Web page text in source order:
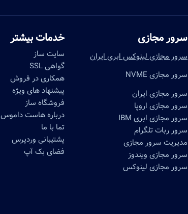
سرور مجازی
سرور مجازی لینوکس ابری ایران
سرور مجازی NVME
سرور مجازی ایران
سرور مجازی اروپا
سرور مجازی ابری IBM
سرور ربات تلگرام
مدیریت سرور مجازی
سرور مجازی ویندوز
سرور مجازی لینوکس
خدمات بیشتر
سایت ساز
گواهی SSL
همکاری در فروش
پیشنهاد های ویژه
فروشگاه ساز
درباره هاست داموس
تما با ما
پشتیبانی وردپرس
فضای بک آپ